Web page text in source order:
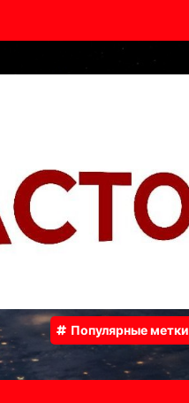
Популярные метки